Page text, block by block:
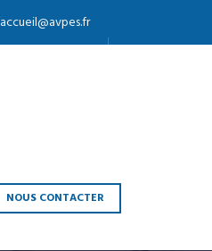
accueil@avpes.fr
NOUS CONTACTER